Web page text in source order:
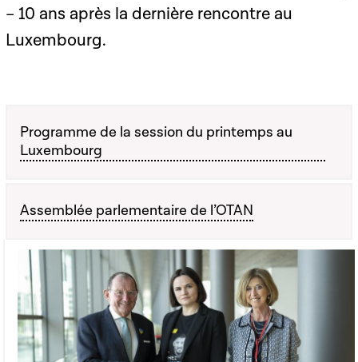
– 10 ans après la dernière rencontre au
Luxembourg.
Programme de la session du printemps au
Luxembourg
Assemblée parlementaire de l’OTAN